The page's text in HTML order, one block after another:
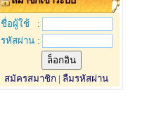
ชื่อผู้ใช้
:
รหัสผ่าน :
สมัครสมาชิก | ลืมรหัสผ่าน